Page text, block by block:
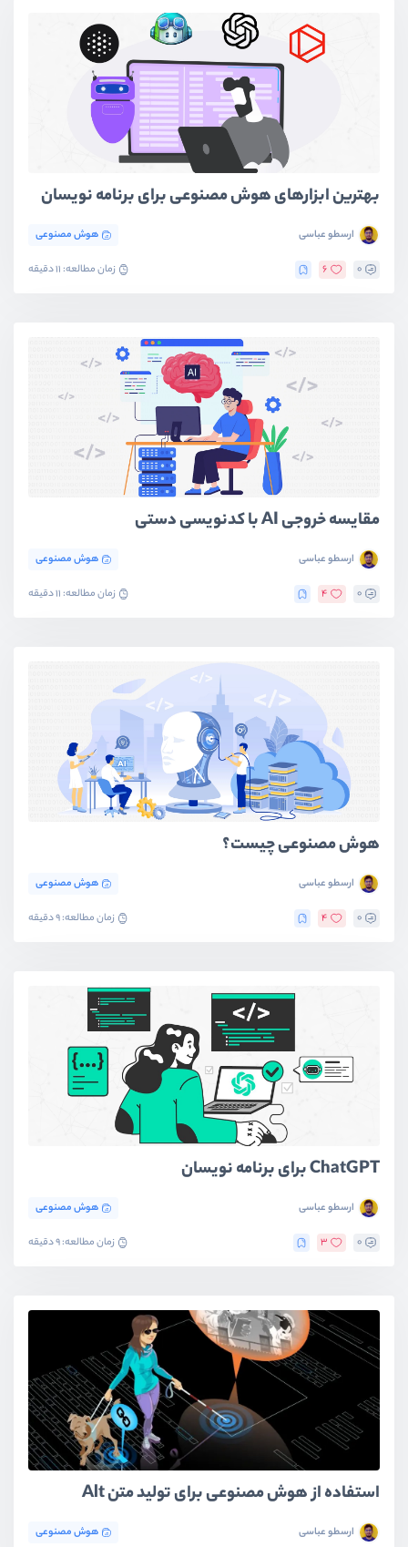
بهترین ابزارهای هوش مصنوعی برای برنامه نویسان
ارسطو عباسی هوش مصنوعی
0
6 زمان مطالعه: 11 دقیقه
مقایسه خروجی AI با کدنویسی دستی
ارسطو عباسی هوش مصنوعی
0
4 زمان مطالعه: 11 دقیقه
هوش مصنوعی چیست؟
ارسطو عباسی هوش مصنوعی
0
4 زمان مطالعه: 9 دقیقه
ChatGPT برای برنامه نویسان
ارسطو عباسی هوش مصنوعی
0
3 زمان مطالعه: 9 دقیقه
استفاده از هوش مصنوعی برای تولید متن Alt
ارسطو عباسی هوش مصنوعی